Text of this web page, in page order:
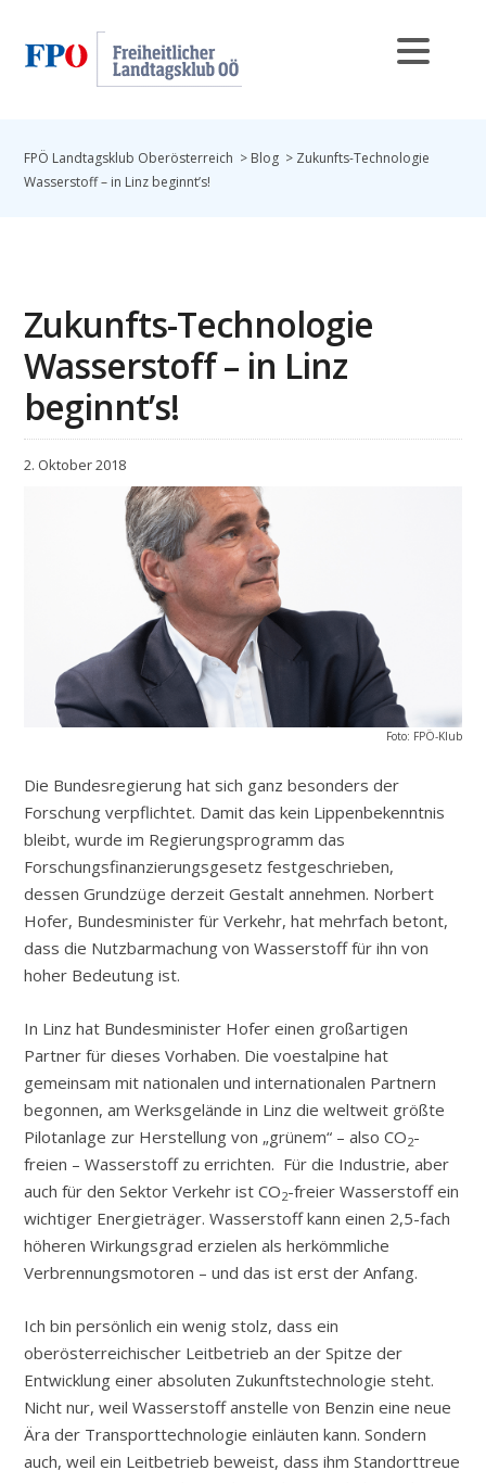
FPÖ Landtagsklub Oberösterreich > Blog > Zukunfts-Technologie
Wasserstoff – in Linz beginnt’s!
Zukunfts-Technologie
Wasserstoff – in Linz
beginnt’s!
2. Oktober 2018
Foto: FPÖ-Klub
Die Bundesregierung hat sich ganz besonders der
Forschung verpflichtet. Damit das kein Lippenbekenntnis
bleibt, wurde im Regierungsprogramm das
Forschungsfinanzierungsgesetz festgeschrieben,
dessen Grundzüge derzeit Gestalt annehmen. Norbert
Hofer, Bundesminister für Verkehr, hat mehrfach betont,
dass die Nutzbarmachung von Wasserstoff für ihn von
hoher Bedeutung ist.
In Linz hat Bundesminister Hofer einen großartigen
Partner für dieses Vorhaben. Die voestalpine hat
gemeinsam mit nationalen und internationalen Partnern
begonnen, am Werksgelände in Linz die weltweit größte
Pilotanlage zur Herstellung von „grünem“ – also CO2-
freien – Wasserstoff zu errichten. Für die Industrie, aber
auch für den Sektor Verkehr ist CO2-freier Wasserstoff ein
wichtiger Energieträger. Wasserstoff kann einen 2,5-fach
höheren Wirkungsgrad erzielen als herkömmliche
Verbrennungsmotoren – und das ist erst der Anfang.
Ich bin persönlich ein wenig stolz, dass ein
oberösterreichischer Leitbetrieb an der Spitze der
Entwicklung einer absoluten Zukunftstechnologie steht.
Nicht nur, weil Wasserstoff anstelle von Benzin eine neue
Ära der Transporttechnologie einläuten kann. Sondern
auch, weil ein Leitbetrieb beweist, dass ihm Standorttreue